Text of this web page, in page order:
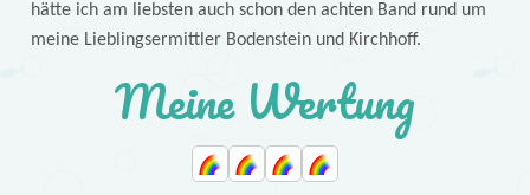
hätte ich am liebsten auch schon den achten Band rund um
meine Lieblingsermittler Bodenstein und Kirchhoff.
Meine Wertung